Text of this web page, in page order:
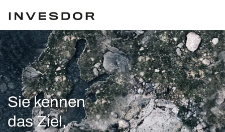
Sie kennen
das Ziel,